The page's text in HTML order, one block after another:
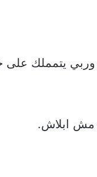
يتمملك على
مش ابلاش.